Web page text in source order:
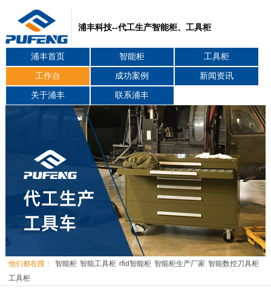
浦丰科技--代工生产智能柜、工具柜
浦丰首页 智能柜 工具柜
工作台 成功案例 新闻资讯
关于浦丰 联系浦丰
他们都在搜： 智能柜 智能工具柜 rfid智能柜 智能柜生产厂家 智能数控刀具柜
工具柜